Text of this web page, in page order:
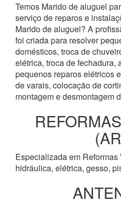
Temos Marido de aluguel
serviço de reparos e
Marido de aluguel? A
foi criada para resolver
domésticos, troca de
elétrica, troca de fechadura,
pequenos reparos elétricos
de varais, colocação de
montagem e desmontagem
Especializada em Reformas
hidráulica, elétrica, gesso,